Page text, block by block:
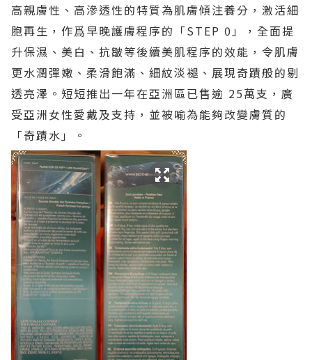
高親膚性、高滲透性的特質為肌膚傾注養分，激活細
胞再生，作爲早晚護膚程序的「STEP 0」，全面提
升保濕、美白、抗皺等後續美肌程序的效能，令肌膚
更水潤彈嫩、柔滑飽滿、細紋淡褪、展現奇蹟般的剔
透亮澤。短短推出一年在亞洲區已售逾 25萬支，廣
受亞洲女性愛戴及支持，並被喻為能夠改變膚質的
「奇蹟水」。